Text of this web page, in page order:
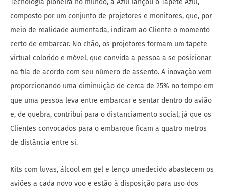
Tecnologia pioneira no mundo, a Azul lançou o Tapete Azul,
composto por um conjunto de projetores e monitores, que, por
meio de realidade aumentada, indicam ao Cliente o momento
certo de embarcar. No chão, os projetores formam um tapete
virtual colorido e móvel, que convida a pessoa a se posicionar
na fila de acordo com seu número de assento. A inovação vem
proporcionando uma diminuição de cerca de 25% no tempo em
que uma pessoa leva entre embarcar e sentar dentro do avião
e, de quebra, contribui para o distanciamento social, já que os
Clientes convocados para o embarque ficam a quatro metros
de distância entre si.
Kits com luvas, álcool em gel e lenço umedecido abastecem os
aviões a cada novo voo e estão à disposição para uso dos